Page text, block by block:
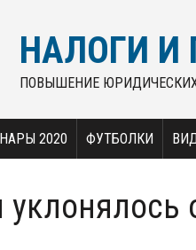
НАЛОГИ И
ПОВЫШЕНИЕ
2020 ФУТБОЛКИ
уклонялось